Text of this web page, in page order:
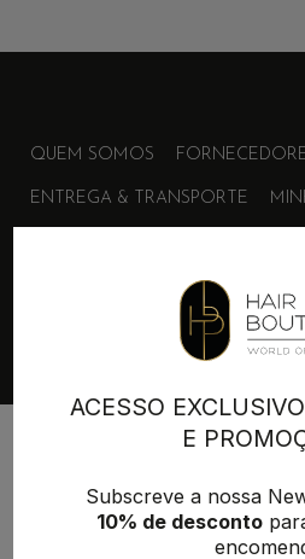
QUEM SOMOS
ENTREGA & TRANSPORTE
+351 215 854
ACESSO
E
Subscreve a nossa
10% de desconto